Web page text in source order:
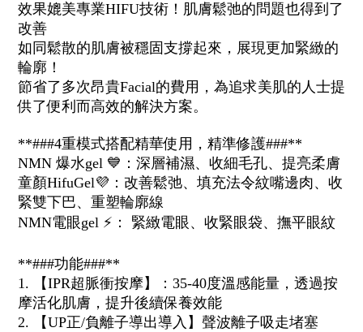
效果媲美專業HIFU技術！肌膚鬆弛的問題也得到了
改善
如同鬆散的肌膚被穩固支撐起來，展現更加緊緻的
輪廓！
節省了多次昂貴Facial的費用，為追求美肌的人士提
供了便利而高效的解決方案。
**###4重模式搭配精華使用，精準修護###**
NMN 爆水gel 💙 ：深層補濕、收細毛孔、提亮柔膚
童顏HifuGel💜 ：改善鬆弛、填充法令紋嘴邊肉、收
緊雙下巴、重塑輪廓線
NMN電眼gel ⚡️ ： 緊緻電眼、收緊眼袋、撫平眼紋
**###功能###**
1. 【IPR超脈衝按摩】：35-40度溫感能量，透過按
摩活化肌膚，提升後續保養效能
2. 【UP正/負離子導出導入】聲波離子吸走堵塞